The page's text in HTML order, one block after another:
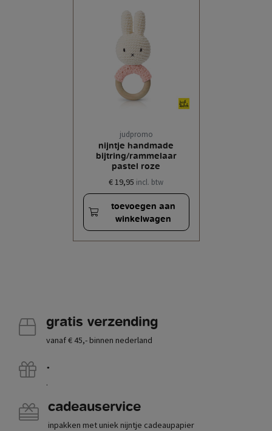
judpromo
nijntje handmade
bijtring/rammelaar
pastel roze
€ 19,95 incl. btw
toevoegen aan
winkelwagen
gratis verzending
vanaf € 45,- binnen nederland
.
.
cadeauservice
inpakken met uniek nijntje cadeaupapier